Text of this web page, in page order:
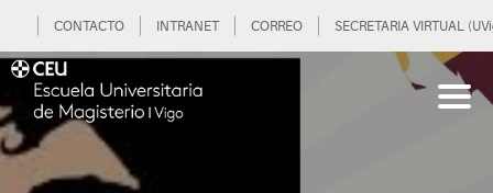
CONTACTO INTRANET CORREO SECRETARIA VIRTUAL